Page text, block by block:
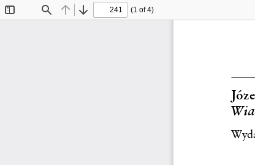
Find Previous
Next
(1 of 4)